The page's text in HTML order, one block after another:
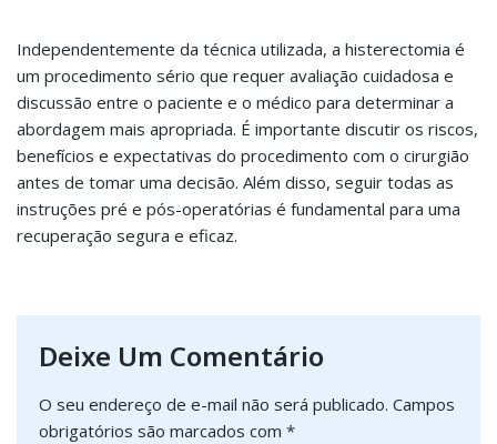
Independentemente da técnica utilizada, a histerectomia é
um procedimento sério que requer avaliação cuidadosa e
discussão entre o paciente e o médico para determinar a
abordagem mais apropriada. É importante discutir os riscos,
benefícios e expectativas do procedimento com o cirurgião
antes de tomar uma decisão. Além disso, seguir todas as
instruções pré e pós-operatórias é fundamental para uma
recuperação segura e eficaz.
Deixe Um Comentário
O seu endereço de e-mail não será publicado. Campos
obrigatórios são marcados com *